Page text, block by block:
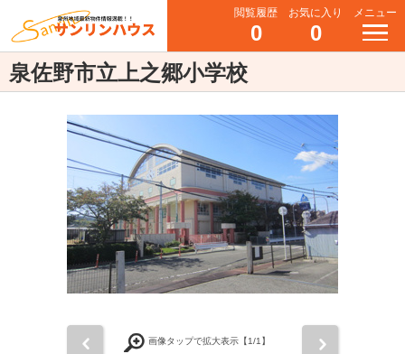
閲覧履歴
0
お気に入り
0
メニュー
泉佐野市立上之郷小学校
画像タップで拡大表示【1/1】